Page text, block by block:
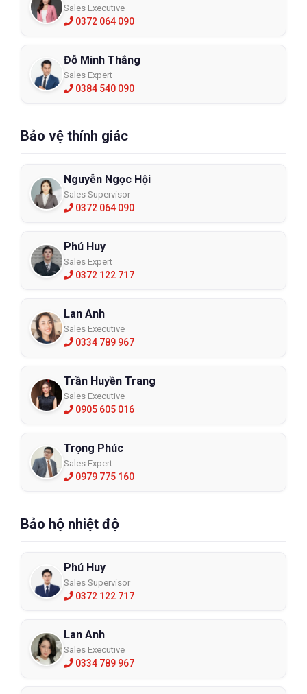
Sales Executive
0372 064 090
Đỗ Minh Thắng
Sales Expert
0384 540 090
Bảo vệ thính giác
Nguyễn Ngọc Hội
Sales Supervisor
0372 064 090
Phú Huy
Sales Expert
0372 122 717
Lan Anh
Sales Executive
0334 789 967
Trần Huyền Trang
Sales Executive
0905 605 016
Trọng Phúc
Sales Expert
0979 775 160
Bảo hộ nhiệt độ
Phú Huy
Sales Supervisor
0372 122 717
Lan Anh
Sales Executive
0334 789 967